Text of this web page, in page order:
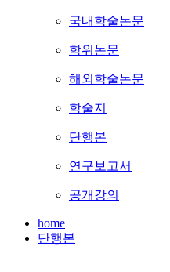
국내학술논문
학위논문
해외학술논문
학술지
단행본
연구보고서
공개강의
home
단행본